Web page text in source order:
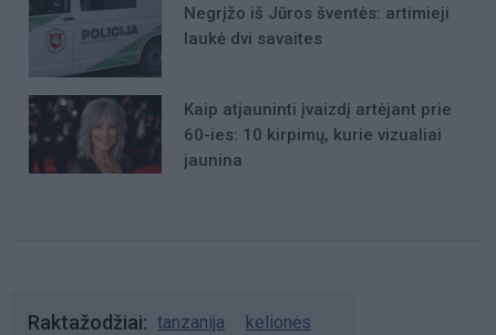
Negrįžo iš Jūros šventės: artimieji
laukė dvi savaites
Kaip atjauninti įvaizdį artėjant prie
60-ies: 10 kirpimų, kurie vizualiai
jaunina
Raktažodžiai tanzanija kelionės